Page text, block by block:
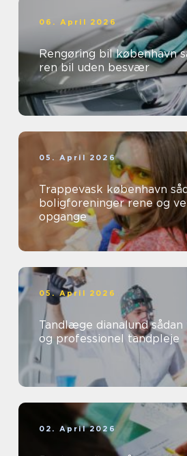
06. April 2026
Rengøring bil københavn sådan får du en
ren bil uden besvær
05. April 2026
Trappevask københavn sådan sikrer
boligforeninger rene og
opgange
05. April 2026
Tandlæge dianalund sådan finder du tryg
og professionel tandpleje
02. April 2026